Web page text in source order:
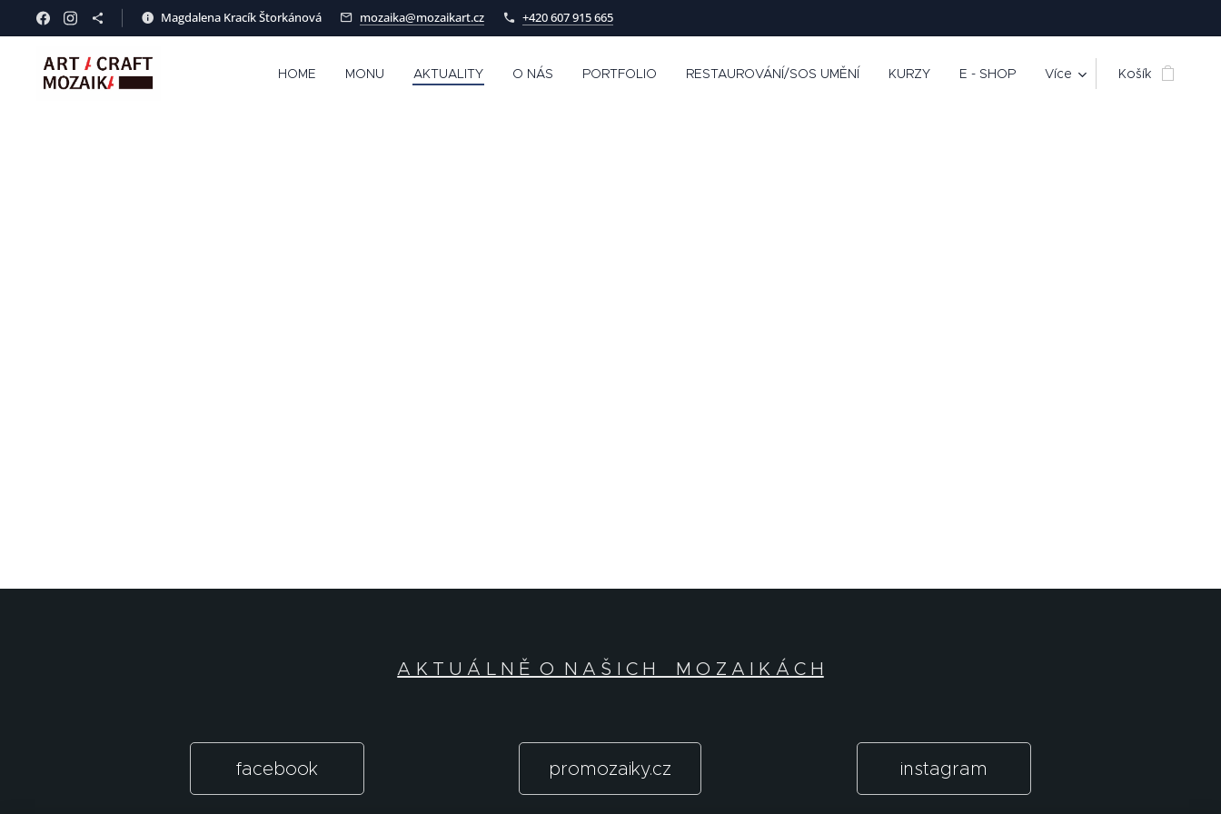
Magdalena Kracík Štorkánová mozaika@mozaikart.cz +420 607 915 665
HOME MONU AKTUALITY O NÁS PORTFOLIO RESTAUROVÁNÍ/SOS UMĚNÍ KURZY E - SHOP Více Košík
A K T U Á L N Ě O N A Š I C H M O Z A I K Á C H
facebook promozaiky.cz instagram